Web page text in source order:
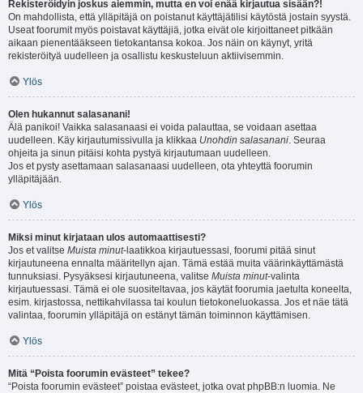
Rekisteröidyin joskus aiemmin, mutta en voi enää kirjautua sisään?!
On mahdollista, että ylläpitäjä on poistanut käyttäjätilisi käytöstä jostain syystä.
Useat foorumit myös poistavat käyttäjiä, jotka eivät ole kirjoittaneet pitkään
aikaan pienentääkseen tietokantansa kokoa. Jos näin on käynyt, yritä
rekisteröityä uudelleen ja osallistu keskusteluun aktiivisemmin.
Ylös
Olen hukannut salasanani!
Älä panikoi! Vaikka salasanaasi ei voida palauttaa, se voidaan asettaa
uudelleen. Käy kirjautumissivulla ja klikkaa Unohdin salasanani. Seuraa
ohjeita ja sinun pitäisi kohta pystyä kirjautumaan uudelleen.
Jos et pysty asettamaan salasanaasi uudelleen, ota yhteyttä foorumin
ylläpitäjään.
Ylös
Miksi minut kirjataan ulos automaattisesti?
Jos et valitse Muista minut-laatikkoa kirjautuessasi, foorumi pitää sinut
kirjautuneena ennalta määritellyn ajan. Tämä estää muita väärinkäyttämästä
tunnuksiasi. Pysyäksesi kirjautuneena, valitse Muista minut-valinta
kirjautuessasi. Tämä ei ole suositeltavaa, jos käytät foorumia jaetulta koneelta,
esim. kirjastossa, nettikahvilassa tai koulun tietokoneluokassa. Jos et näe tätä
valintaa, foorumin ylläpitäjä on estänyt tämän toiminnon käyttämisen.
Ylös
Mitä “Poista foorumin evästeet” tekee?
“Poista foorumin evästeet” poistaa evästeet, jotka ovat phpBB:n luomia. Ne